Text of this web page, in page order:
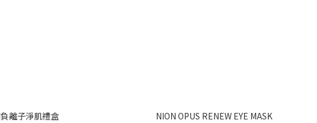
離子淨肌禮盒 NION OPUS RENEW EYE MASK